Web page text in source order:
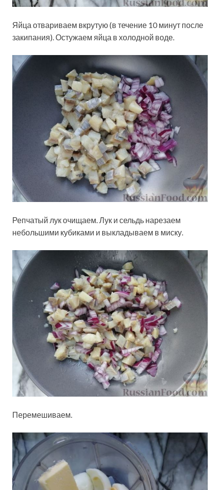
Яйца отвариваем вкрутую (в течение 10 минут после
закипания). Остужаем яйца в холодной воде.
Репчатый лук очищаем. Лук и сельдь нарезаем
небольшими кубиками и выкладываем в миску.
Перемешиваем.